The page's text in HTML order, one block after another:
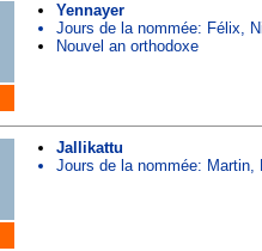
Yennayer
Jours de la nommée: Félix,
Nouvel an orthodoxe
Jallikattu
Jours de la nommée: Martin,